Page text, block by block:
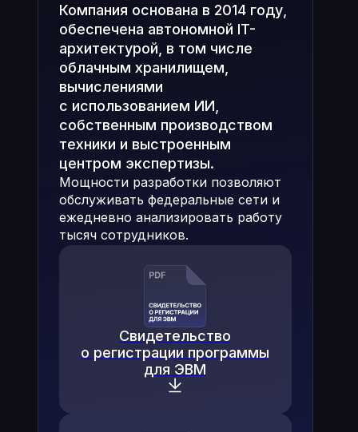
Компания основана в 2014 году,
обеспечена автономной IT-
архитектурой, в том числе
облачным хранилищем,
вычислениями
с использованием ИИ,
собственным производством
техники и выстроенным
центром экспертизы.
Мощности разработки позволяют
обслуживать федеральные сети и
ежедневно анализировать работу
тысяч сотрудников.
Свидетельство
о регистрации программы
для ЭВМ